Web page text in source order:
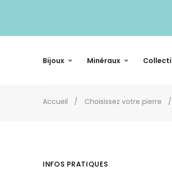
Bijoux Minéraux
Accueil Choisissez votre pierre
INFOS PRATIQUES